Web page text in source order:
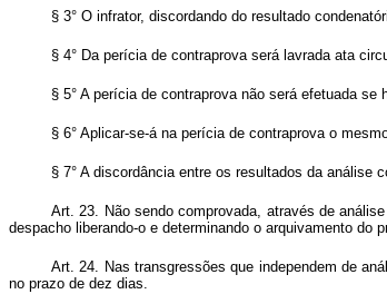
§ 3° O infrator, discordando do resultado
§ 4° Da perícia de contraprova será lavrada ata
§ 5° A perícia de contraprova não será efetuada
§ 6° Aplicar-se-á na perícia de contraprova o
§ 7° A discordância entre os resultados da análise
Art. 23. Não sendo comprovada, através de
despacho liberando-o e determinando o arquivamento do
Art. 24. Nas transgressões que independem de
no prazo de dez dias.